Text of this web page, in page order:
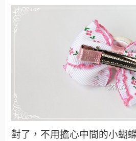
對了，不用擔心中間的小蝴